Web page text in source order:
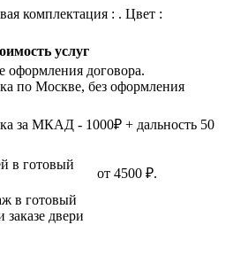
комплектация : . Цвет :
услуг
оформления договора.
по Москве, без оформления
за МКАД - 1000₽ + дальность 50
в готовый
от 4500 ₽.
в готовый
двери